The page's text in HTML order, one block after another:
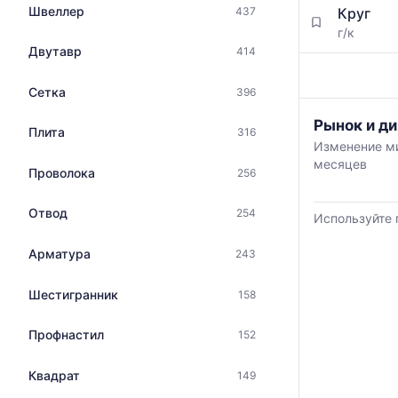
Швеллер 437
Двутавр 414
Сетка 396
Плита 316
Проволока 256
Отвод 254
Арматура 243
Шестигранник 158
Профнастил 152
Квадрат 149
данным
прайс-
листов
месяц.
Статистика
указанием
поставщиков
запросу
Круг
г/к
График
отражает
изменение
минимальной,
Рынок и
Изменение
месяцев